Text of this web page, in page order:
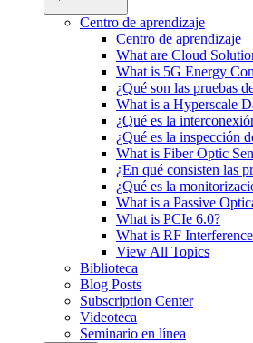
Centro de aprendizaje
Centro de aprendizaje
What are Cloud
What is 5G Energy
¿Qué son las pruebas
What is a Hyperscale
¿Qué es la
¿Qué es la inspección
What is Fiber Optic
¿En qué consisten las
¿Qué es la
What is a Passive
What is PCIe 6.0?
What is RF
View All Topics
Biblioteca
Blog Posts
Subscription Center
Videoteca
Seminario en línea